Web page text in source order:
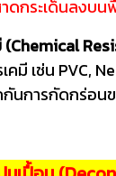
ดกระเด็นลงบ
(Chemical
มี เช่น PVC,
นการกัดกร่อน